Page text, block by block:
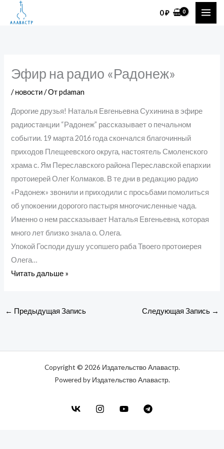
Перейти
0₽
Эфир на радио «Радонеж»
/новости/ Отpdaman
Дорогие друзья! Наталья Евгеньевна Сухинина в эфире
радиостанции “Радонеж” рассказывает о печальном
событии. 19 марта 2016 года скончался благочинный
приходов Плещеевского округа, настоятель Смоленского
храма с. Ям Переславского района Переславской епархии
протоиерей Олег Колмаков. В те дни в редакцию радио
«Радонеж» звонили и приходили с просьбами помолиться
об упокоении дорогого пастыря многочисленные чада.
Именно о нем рассказывает Наталья Евгеньевна, которая
много лет близко знала о. Олега.
Упокой Господи душу усопшего раба Твоего протоиерея
Олега…
Читать дальше »
← Предыдущая Запись Следующая Запись →
Copyright © 2026 Издательство Алавастр.
Powered by Издательство Алавастр.